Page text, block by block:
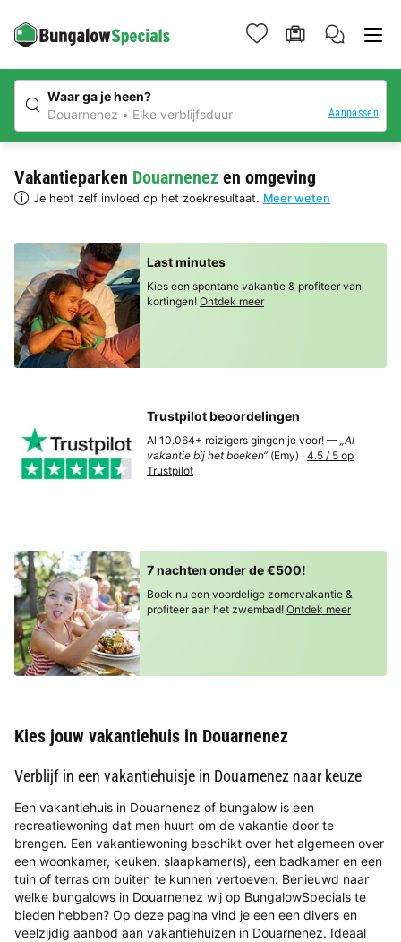
Waar ga je heen?
Douarnenez
Elke verblijfsduur Aanpassen
Vakantieparken Douarnenez en omgeving
Je hebt zelf invloed op het zoekresultaat. Meer weten
Last minutes
Kies een spontane vakantie & profiteer van
kortingen! Ontdek meer
Trustpilot beoordelingen
Al 10.064+ reizigers gingen je voor! — „Al
vakantie bij het boeken“ (Emy) · 4.5 / 5 op
Trustpilot
7 nachten onder de €500!
Boek nu een voordelige zomervakantie &
profiteer aan het zwembad! Ontdek meer
Kies jouw vakantiehuis in Douarnenez
Verblijf in een vakantiehuisje in Douarnenez naar keuze
Een vakantiehuis in Douarnenez of bungalow is een
recreatiewoning dat men huurt om de vakantie door te
brengen. Een vakantiewoning beschikt over het algemeen over
een woonkamer, keuken, slaapkamer(s), een badkamer en een
tuin of terras om buiten te kunnen vertoeven. Benieuwd naar
welke bungalows in Douarnenez wij op BungalowSpecials te
bieden hebben? Op deze pagina vind je een een divers en
veelzijdig aanbod aan vakantiehuizen in Douarnenez. Ideaal